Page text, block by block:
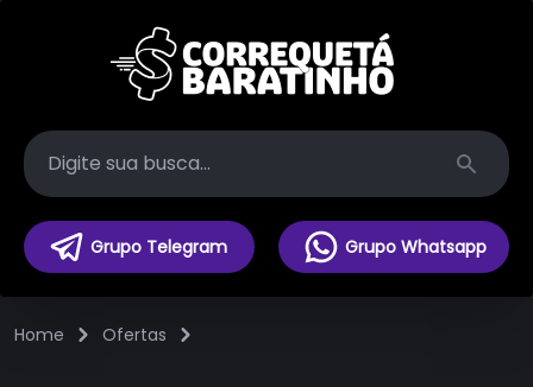
Search
Grupo Telegram Grupo Whatsapp
Home Ofertas